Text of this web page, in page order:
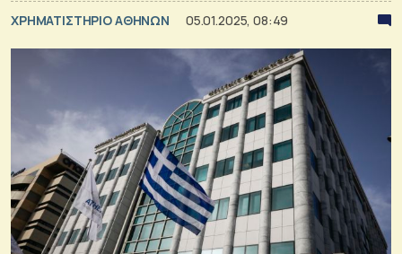
XΡΗΜΑΤΙΣΤΗΡΙΟ ΑΘΗΝΩΝ 05.01.2025, 08:49